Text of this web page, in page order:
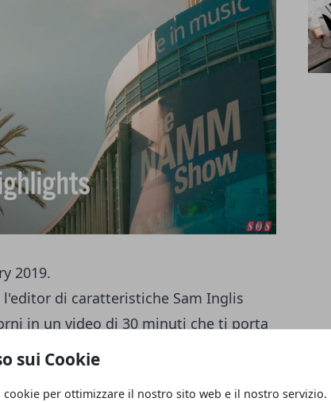
sui Cookie
cookie per ottimizzare il nostro sito web e il nostro servizio.
l'editor di caratteristiche Sam Inglis
in un video di 30 minuti che ti porta